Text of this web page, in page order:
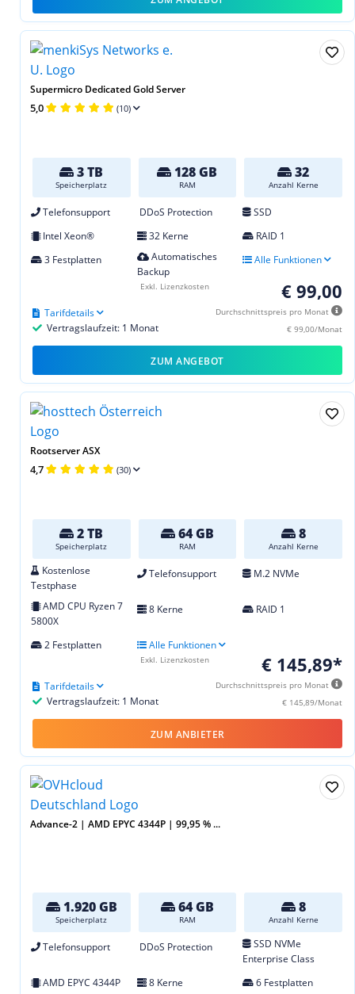
Supermicro Dedicated Gold Server
5,0 (10)
3 TB
Speicherplatz
128 GB
RAM
32
Anzahl Kerne
Telefonsupport DDoS Protection
SSD
Intel Xeon®
32 Kerne
RAID 1
3 Festplatten
Automatisches
Backup
Alle Funktionen
€ 99,00
Durchschnittspreis pro Monat
€ 99,00/Monat
Vertragslaufzeit: 1 Monat
Tarifdetails
Exkl. Lizenzkosten
ZUM ANGEBOT
Rootserver ASX
4,7 (30)
2 TB
Speicherplatz
64 GB
RAM
8
Anzahl Kerne
Kostenlose
Testphase
Telefonsupport M.2 NVMe
AMD CPU Ryzen 7
5800X
8 Kerne RAID 1
2 Festplatten Alle Funktionen
€ 145,89*
Durchschnittspreis pro Monat
€ 145,89/Monat
Vertragslaufzeit: 1 Monat
Tarifdetails
Exkl. Lizenzkosten
ZUM ANBIETER
Advance-2 | AMD EPYC 4344P | 99,95 % ...
1.920 GB
Speicherplatz
64 GB
RAM
8
Anzahl Kerne
Telefonsupport DDoS Protection
SSD NVMe
Enterprise Class
AMD EPYC 4344P
8 Kerne
6 Festplatten